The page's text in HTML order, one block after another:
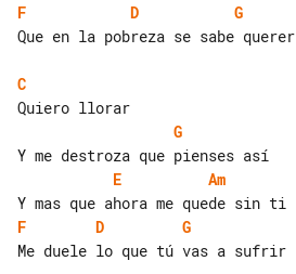
F
D
G
Que en la pobreza se sabe querer
C
G
E
Am
F
D
G
Me duele lo que tú vas a sufrir